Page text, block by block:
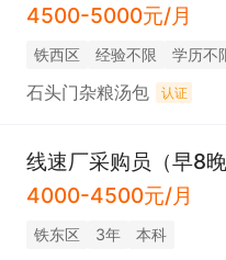
4500-5000元/月
铁西区 经验不限 学历不
石头门杂粮汤包 认证
线速厂采购员（早8
4000-4500元/月
铁东区 3年 本科